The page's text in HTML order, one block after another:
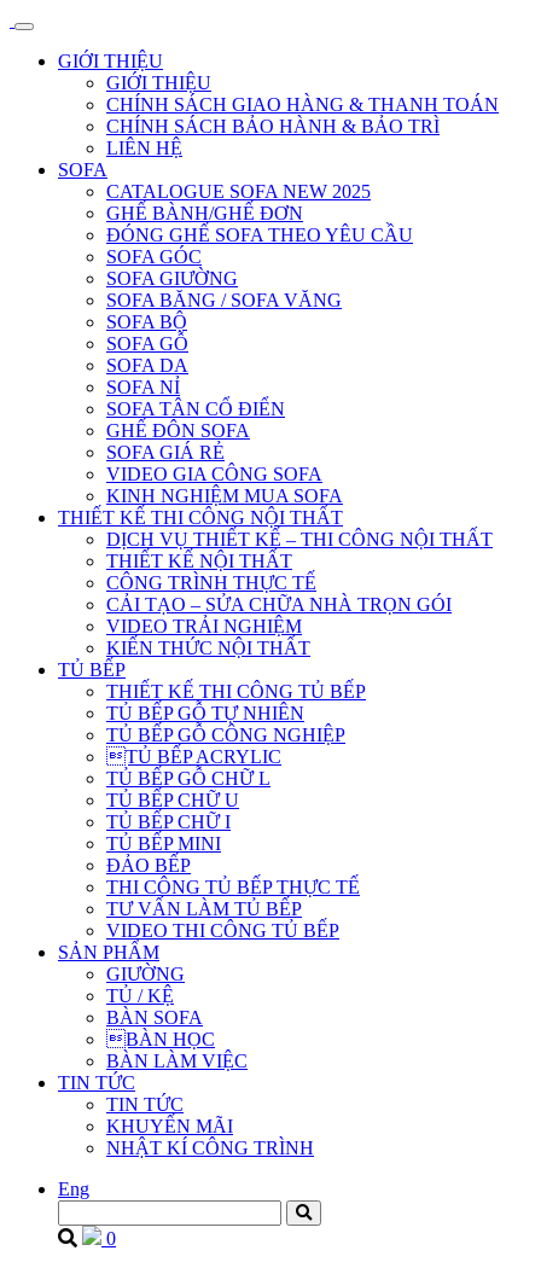
GIỚI THIỆU
GIỚI THIỆU
CHÍNH SÁCH GIAO HÀNG & THANH TOÁN
CHÍNH SÁCH BẢO HÀNH & BẢO TRÌ
LIÊN HỆ
SOFA
CATALOGUE SOFA NEW 2025
GHẾ BÀNH/GHẾ ĐƠN
ĐÓNG GHẾ SOFA THEO YÊU CẦU
SOFA GÓC
SOFA GIƯỜNG
SOFA BĂNG / SOFA VĂNG
SOFA BỘ
SOFA GỖ
SOFA DA
SOFA NỈ
SOFA TÂN CỔ ĐIỂN
GHẾ ĐÔN SOFA
SOFA GIÁ RẺ
VIDEO GIA CÔNG SOFA
KINH NGHIỆM MUA SOFA
THIẾT KẾ THI CÔNG NỘI THẤT
DỊCH VỤ THIẾT KẾ – THI CÔNG NỘI THẤT
THIẾT KẾ NỘI THẤT
CÔNG TRÌNH THỰC TẾ
CẢI TẠO – SỬA CHỮA NHÀ TRỌN GÓI
VIDEO TRẢI NGHIỆM
KIẾN THỨC NỘI THẤT
TỦ BẾP
THIẾT KẾ THI CÔNG TỦ BẾP
TỦ BẾP GỖ TỰ NHIÊN
TỦ BẾP GỖ CÔNG NGHIỆP
TỦ BẾP ACRYLIC
TỦ BẾP GỖ CHỮ L
TỦ BẾP CHỮ U
TỦ BẾP CHỮ I
TỦ BẾP MINI
ĐẢO BẾP
THI CÔNG TỦ BẾP THỰC TẾ
TƯ VẤN LÀM TỦ BẾP
VIDEO THI CÔNG TỦ BẾP
SẢN PHẨM
GIƯỜNG
TỦ / KỆ
BÀN SOFA
BÀN HỌC
BÀN LÀM VIỆC
TIN TỨC
TIN TỨC
KHUYẾN MÃI
NHẬT KÍ CÔNG TRÌNH
Eng
0